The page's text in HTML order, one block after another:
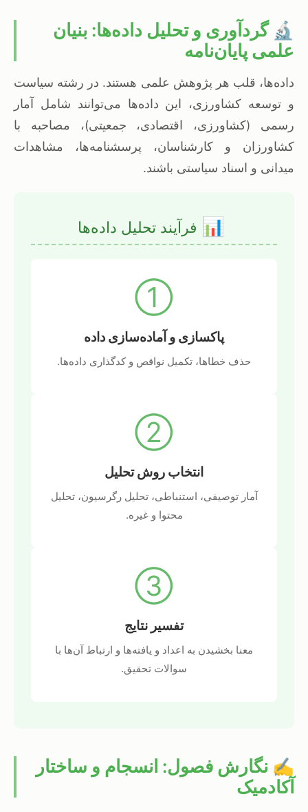
🔬 گردآوری و تحلیل داده‌ها: بنیان
علمی پایان‌نامه
داده‌ها، قلب هر پژوهش علمی هستند. در رشته سیاست
و توسعه کشاورزی، این داده‌ها می‌توانند شامل آمار
رسمی (کشاورزی، اقتصادی، جمعیتی)، مصاحبه با
کشاورزان و کارشناسان، پرسشنامه‌ها، مشاهدات
میدانی و اسناد سیاستی باشند.
📊 فرآیند تحلیل داده‌ها
①
پاکسازی و آماده‌سازی داده
حذف خطاها، تکمیل نواقص و کدگذاری داده‌ها.
②
انتخاب روش تحلیل
آمار توصیفی، استنباطی، تحلیل رگرسیون، تحلیل
محتوا و غیره.
③
تفسیر نتایج
معنا بخشیدن به اعداد و یافته‌ها و ارتباط آن‌ها با
سوالات تحقیق.
✍️ نگارش فصول: انسجام و ساختار
آکادمیک